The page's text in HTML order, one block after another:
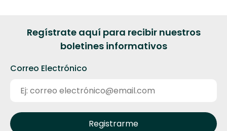
Regístrate aquí para recibir nuestros
boletines informativos
Correo Electrónico